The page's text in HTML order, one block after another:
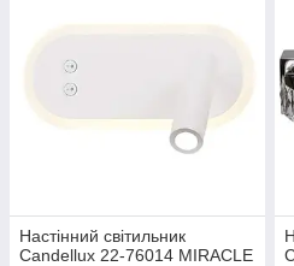
Настінний світильник
Candellux 22-76014 MIRACLE